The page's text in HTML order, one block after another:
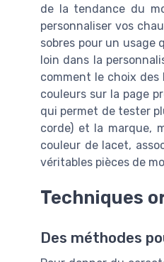
de la tendance du
personnaliser vos
sobres pour un usage
loin dans la
comment le choix des
couleurs sur la page
qui permet de tester
corde) et la marque,
couleur de lacet,
véritables pièces de
Techniques
Des méthodes